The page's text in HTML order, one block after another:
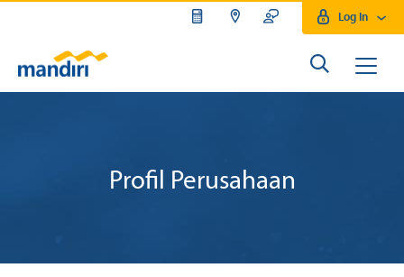
Log In
Profil Perusahaan